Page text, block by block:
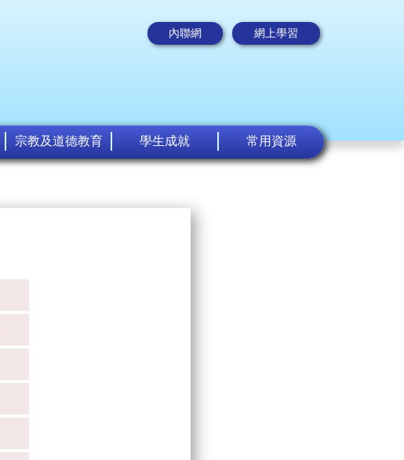
內聯網 網上學習
宗教及道德教育 學生成就 常用資源